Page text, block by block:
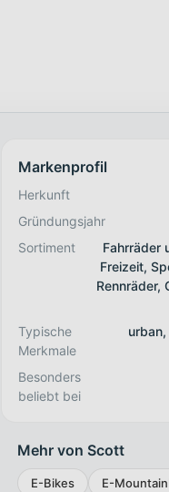
Markenprofil
Herkunft
Gründungsjahr
Sortiment
Fahrräder
Freizeit,
Rennräder,
Typische
Merkmale
Besonders
beliebt bei
Mehr von Scott
E-Bikes E-